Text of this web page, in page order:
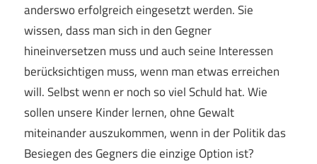
anderswo erfolgreich eingesetzt werden. Sie
wissen, dass man sich in den Gegner
hineinversetzen muss und auch seine Interessen
berücksichtigen muss, wenn man etwas erreichen
will. Selbst wenn er noch so viel Schuld hat. Wie
sollen unsere Kinder lernen, ohne Gewalt
miteinander auszukommen, wenn in der Politik das
Besiegen des Gegners die einzige Option ist?